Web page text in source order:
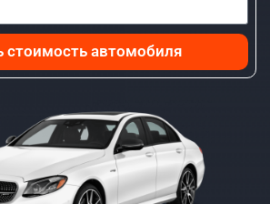
стоимость автомобиля